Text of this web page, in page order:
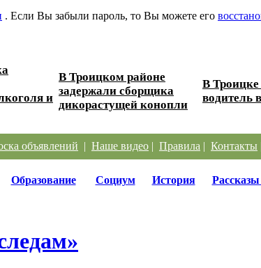
. Если Вы забыли пароль, то Вы можете его
и
В Троицком районе
задержали сборщика
дикорастущей конопли
В
водитель
объявлений | Наше видео | Правила | Контакты
Образование Социум История